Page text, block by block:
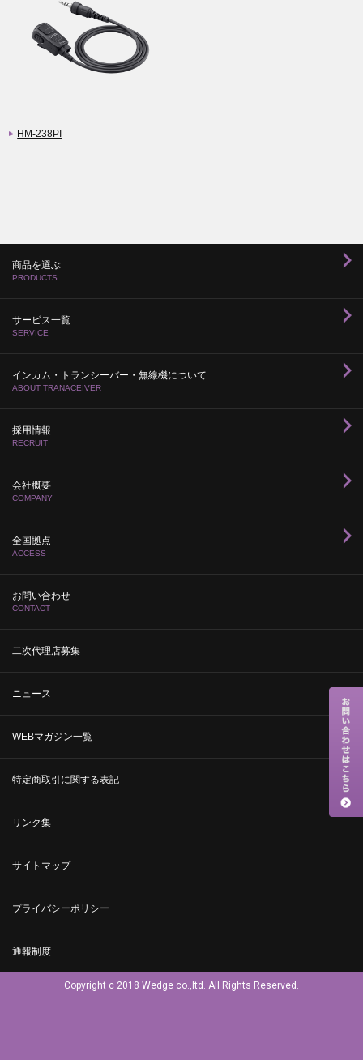
HM-238PI
商品を選ぶ
PRODUCTS
サービス一覧
SERVICE
インカム・トランシーバー・無線機について
ABOUT TRANACEIVER
採用情報
RECRUIT
会社概要
COMPANY
全国拠点
ACCESS
お問い合わせ
CONTACT
二次代理店募集
ニュース
WEBマガジン一覧
特定商取引に関する表記
リンク集
サイトマップ
プライバシーポリシー
通報制度
Copyright c 2018 Wedge co.,ltd. All Rights Reserved.